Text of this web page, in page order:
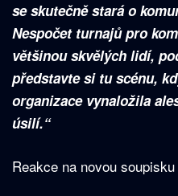
se skutečně stará o
Nespočet turnajů pro
většinou skvělých lidí,
představte si tu scénu,
organizace vynaložila
úsilí.“
Reakce na novou